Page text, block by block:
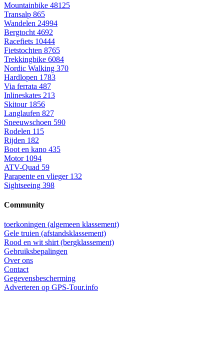
Mountainbike 48125
Transalp 865
Wandelen 24994
Bergtocht 4692
Racefiets 10444
Fietstochten 8765
Trekkingbike 6084
Nordic Walking 370
Hardlopen 1783
Via ferrata 487
Inlineskates 213
Skitour 1856
Langlaufen 827
Sneeuwschoen 590
Rodelen 115
Rijden 182
Boot en kano 435
Motor 1094
ATV-Quad 59
Parapente en vlieger 132
Sightseeing 398
Community
toerkoningen (algemeen klassement)
Gele truien (afstandsklassement)
Rood en wit shirt (bergklassement)
Gebruiksbepalingen
Over ons
Contact
Gegevensbescherming
Adverteren op GPS-Tour.info